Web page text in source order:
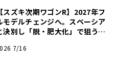
【スズキ次期ワゴンR】2027年フ
モデルチェンジへ。スペーシア
決別し「脱・肥大化」で狙う名
7/16